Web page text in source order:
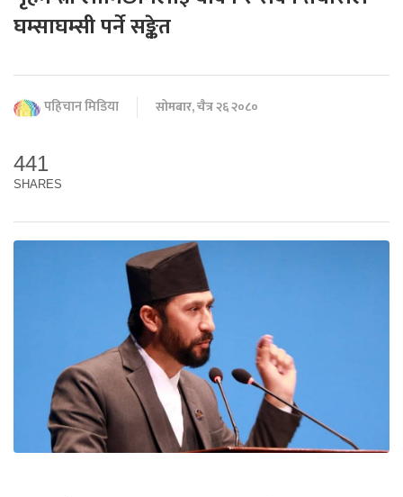
घम्साघम्सी पर्ने सङ्केत
पहिचान मिडिया सोमबार, चैत्र २६ २०८०
441
SHARES